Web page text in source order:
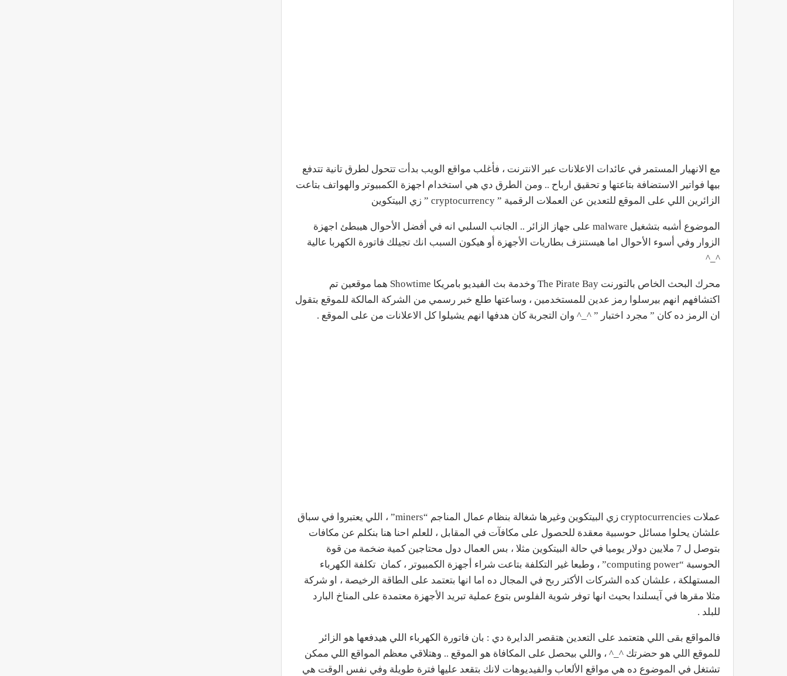
مع الانهيار المستمر في عائدات الاعلانات عبر الانترنت ، فأغلب مواقع الويب بدأت تتحول لطرق تانية تتدفع
بيها فواتير الاستضافة بتاعتها و تحقيق ارباح .. ومن الطرق دي هي استخدام اجهزة الكمبيوتر والهواتف بتاعت
الزائرين اللي على الموقع للتعدين عن العملات الرقمية ” cryptocurrency ” زي البيتكوين
الموضوع أشبه بتشغيل malware على جهاز الزائر .. الجانب السلبي انه في أفضل الأحوال هيبطئ اجهزة
الزوار وفي أسوء الأحوال اما هيستنزف بطاريات الأجهزة أو هيكون السبب انك تجيلك فاتورة الكهربا عالية
^_^
محرك البحث الخاص بالتورنت The Pirate Bay وخدمة بث الفيديو بامريكا Showtime هما موقعين تم
اكتشافهم انهم بيرسلوا رمز عدين للمستخدمين ، وساعتها طلع خبر رسمي من الشركة المالكة للموقع بتقول
ان الرمز ده كان ” مجرد اختبار ” ^_^ وان التجربة كان هدفها انهم يشيلوا كل الاعلانات من على الموقع .
عملات cryptocurrencies زي البيتكوين وغيرها شغالة بنظام عمال المناجم “miners” ، اللي يعتبروا في سباق
علشان يحلوا مسائل حوسبية معقدة للحصول على مكافآت في المقابل ، للعلم احنا هنا بنكلم عن مكافات
بتوصل ل 7 ملايين دولار يوميا في حالة البيتكوين مثلا ، بس العمال دول محتاجين كمية ضخمة من قوة
الحوسبة “computing power” ، وطبعا غير التكلفة بتاعت شراء أجهزة الكمبيوتر ، كمان تكلفة الكهرباء
المستهلكة ، علشان كده الشركات الأكتر ربح في المجال ده اما انها بتعتمد على الطاقة الرخيصة ، او شركة
مثلا مقرها في آيسلندا بحيث انها توفر شوية الفلوس بتوع عملية تبريد الأجهزة معتمدة على المناخ البارد
للبلد .
فالمواقع بقى اللي هتعتمد على التعدين هتقصر الدايرة دي : بان فاتورة الكهرباء اللي هيدفعها هو الزائر
للموقع اللي هو حضرتك ^_^ ، واللي بيحصل على المكافاة هو الموقع .. وهتلاقي معظم المواقع اللي ممكن
تشتغل في الموضوع ده هي مواقع الألعاب والفيديوهات لانك بتقعد عليها فترة طويلة وفي نفس الوقت هي